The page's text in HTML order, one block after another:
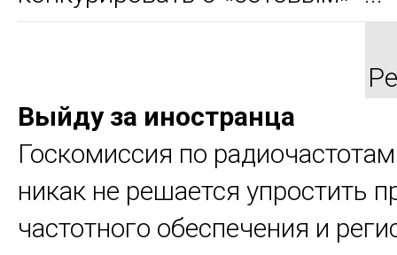
Выйду за иностранца
Госкомиссия по
никак не решается упростить
частотного обеспечения и